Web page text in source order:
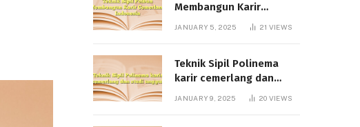
Membangun Karir
Cemerlang Indonesia
JANUARY 5, 2025 21 VIEWS
Teknik Sipil Polinema
karir cemerlang dan
JANUARY 9, 2025 20 VIEWS